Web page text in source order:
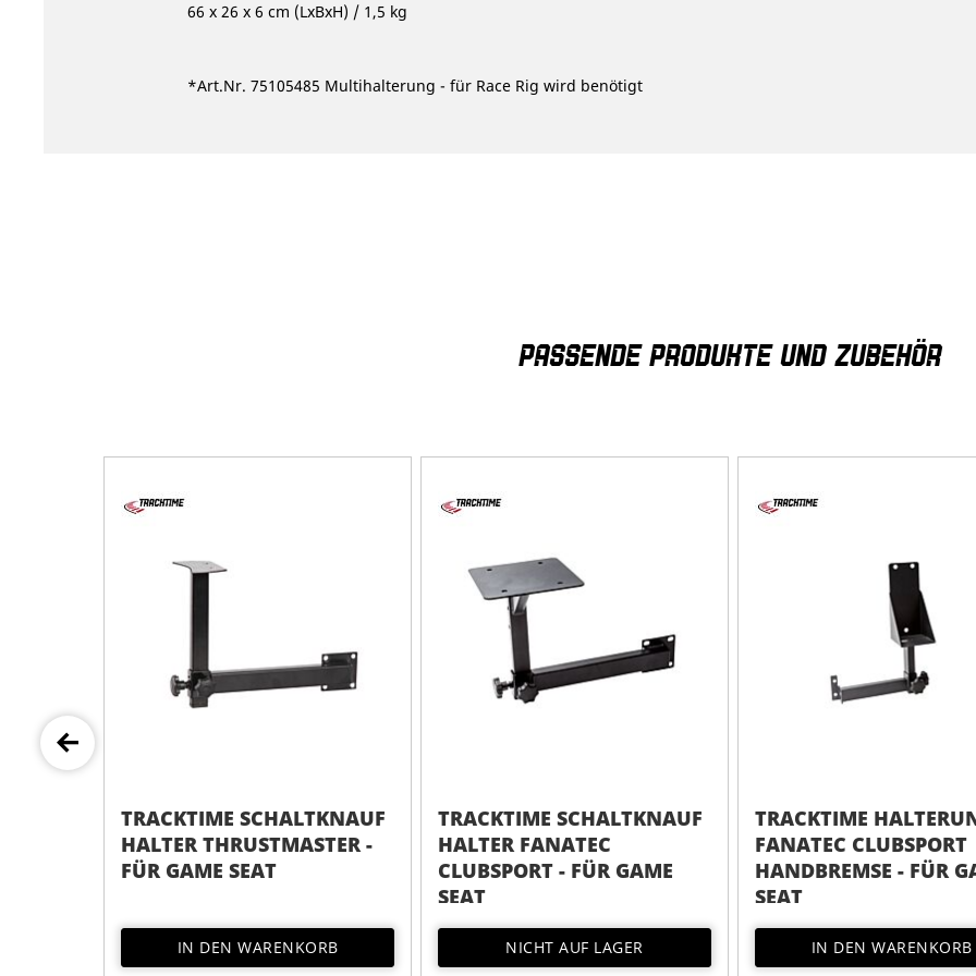
66 x 26 x 6 cm (LxBxH) / 1,5 kg
*Art.Nr. 75105485 Multihalterung - für Race Rig wird benötigt
PASSENDE PRODUKTE UND ZUBEHÖR
TRACKTIME SCHALTKNAUF
HALTER FANATEC
CLUBSPORT - FÜR GAME
NICHT AUF LAGER
TRACKTIME HALTERUNG
FANATEC CLUBSPORT
HANDBREMSE - FÜR GAME
SEAT
IN DEN WARENKORB
TRACKTIME
HALTER LOGITECH -
GAME SEAT
IN DEN WARENKORB